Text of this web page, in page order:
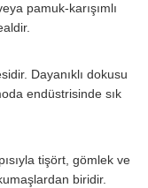
pamuk-karışımlı
Dayanıklı dokusu
endüstrisinde sık
tişört, gömlek ve
biridir.